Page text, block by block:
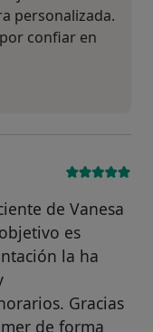
personalizada.
confiar en
de Vanesa
es
la ha
Gracias
de forma